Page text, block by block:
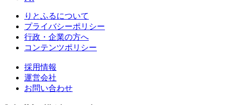
りとふるについて
プライバシーポリシー
行政・企業の方へ
コンテンツポリシー
採用情報
運営会社
お問い合わせ